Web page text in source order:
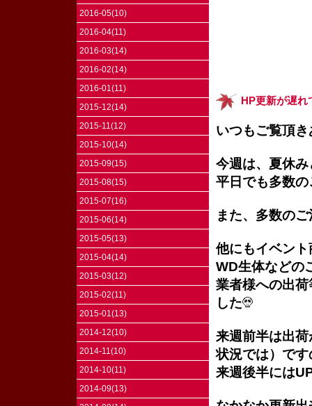
2016-05(10)
2016-04(11)
2016-03(14)
2016-02(14)
2016-01(11)
2015-12(14)
2015-11(12)
2015-10(14)
2015-09(15)
2015-08(15)
2015-07(16)
2015-06(14)
2015-05(13)
2015-04(14)
2015-03(12)
2015-02(11)
2015-01(13)
2014-12(10)
2014-11(10)
2014-10(11)
2014-09(13)
HP更新が遅
いつもご覧頂
今週は、夏休
平日でも多数
また、多数の
他にもイベン
WD生体などの
業者様への出
した
来週前半は出
状況では）で
来週後半には